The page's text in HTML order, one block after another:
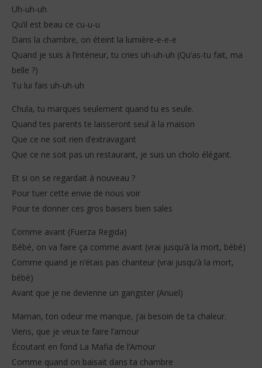
Uh-uh-uh
Qu’il est beau ce cu-u-u
Dans la chambre, on éteint la lumière-e-e-e
Quand je suis à l’intérieur, tu cries uh-uh-uh (Qu’as-tu fait, ma
belle ?)
Tu lui fais uh-uh-uh
Chula, tu marques seulement quand tu es seule.
Quand tes parents te laisseront seul à la maison
Que ce ne soit rien d’extravagant
Que ce ne soit pas un restaurant, je suis un cholo élégant.
Et si on se regardait à nouveau ?
Pour tuer cette envie de nous voir
Pour te donner ces gros baisers bien sales
Comme avant (Fuerza Regida)
Bébé, on va faire ça comme avant (vrai jusqu’à la mort, bébé)
Comme quand je n’étais pas chanteur (vrai jusqu’à la mort,
bébé)
Avant que je ne devienne un gangster (Anuel)
Maman, ton odeur me manque, j’ai besoin de ta chaleur.
Viens, que je veux te faire l’amour
Écoutant en fond La Mafia de l’Amour
Comme quand on baisait dans ta chambre